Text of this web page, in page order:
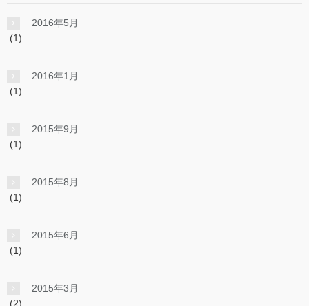
2016年5月
(1)
2016年1月
(1)
2015年9月
(1)
2015年8月
(1)
2015年6月
(1)
2015年3月
(2)